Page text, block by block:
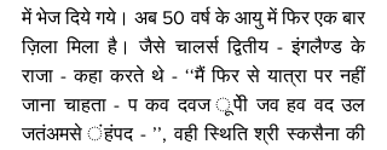
में भेज दिये गये। अब 50 वर्ष के आयु में फिर एक बार
ज़िला मिला है। जैसे चालर्स द्वितीय - इंगलैण्ड के
राजा - कहा करते थे - ‘‘मैं फिर से यात्रा पर नहीं
जाना चाहता - प कव दवज ूपेी जव हव वद उल
जतंअमसे ंहंपद - ’’, वही स्थिति श्री स्कसैना की